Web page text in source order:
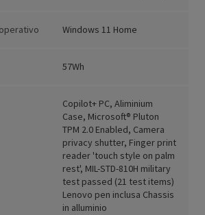
Windows 11 Home
57Wh
Copilot+ PC, Aliminium
Case, Microsoft® Pluton
TPM 2.0 Enabled, Camera
privacy shutter, Finger print
reader 'touch style on palm
rest', MIL-STD-810H military
test passed (21 test items)
Lenovo pen inclusa Chassis
in alluminio